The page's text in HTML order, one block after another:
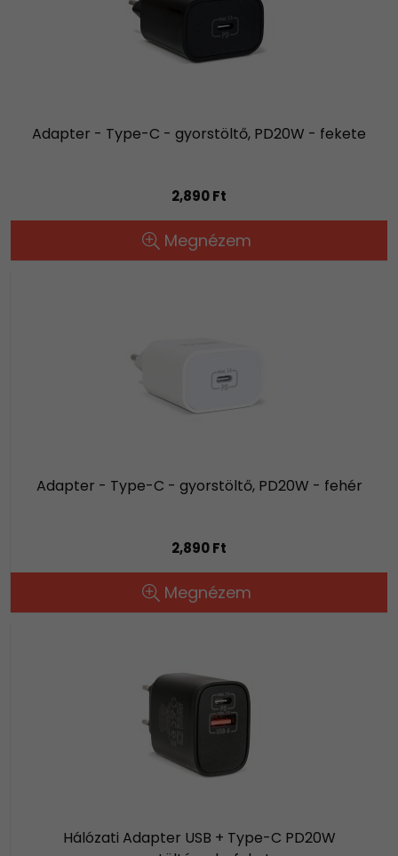
Adapter - Type-C - gyorstöltő, PD20W - fekete
2,890 Ft
Megnézem
Adapter - Type-C - gyorstöltő, PD20W - fehér
2,890 Ft
Megnézem
Hálózati Adapter USB + Type-C PD20W